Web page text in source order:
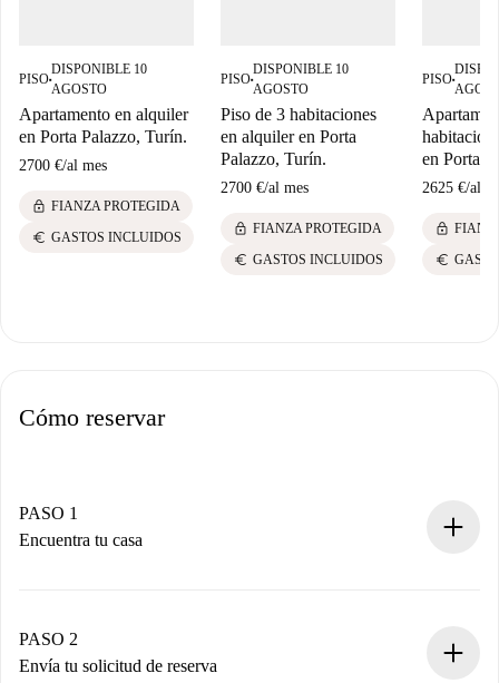
PISO■
DISPONIBLE 10
AGOSTO
Apartamento en alquiler
en Porta Palazzo, Turín.
2700 €/al mes
lock FIANZA PROTEGIDA
euro GASTOS INCLUIDOS
PISO■
DISPONIBLE 10
AGOSTO
Piso de 3 habitaciones
en alquiler en Porta
Palazzo, Turín.
2700 €/al mes
lock FIANZA PROTEGIDA
euro GASTOS INCLUIDOS
PISO■
en Porta
2625 €/al
lock
euro
Cómo reservar
PASO 1
Encuentra tu casa
Tienes toda la información necesaria por adelantado.
PASO 2
Envía tu solicitud de reserva